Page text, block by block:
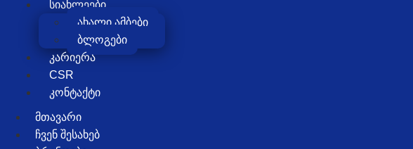
ᲡᲘᲐᲮᲚᲔᲔᲑᲘ
ახალი ამბები
ბლოგები
ᲙᲐᲠᲘᲔᲠᲐ
CSR
ᲙᲝᲜᲢᲐᲥᲢᲘ
ᲛᲗᲐᲕᲐᲠᲘ
ᲩᲕᲔᲜ ᲨᲔᲡᲐᲮᲔᲑ